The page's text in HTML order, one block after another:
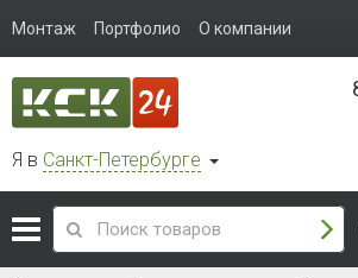
Монтаж Портфолио О компании
Я в Санкт-Петербурге